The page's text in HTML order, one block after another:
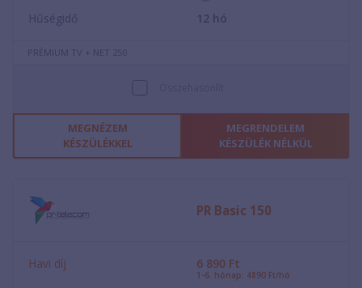
Hűségidő
12 hó
PRÉMIUM TV + NET 250
MEGNÉZEM
KÉSZÜLÉKKEL
MEGRENDELEM
KÉSZÜLÉK NÉLKÜL
PR Basic 150
Havi díj 6 890 Ft
1-6. hónap: 4890 Ft/hó